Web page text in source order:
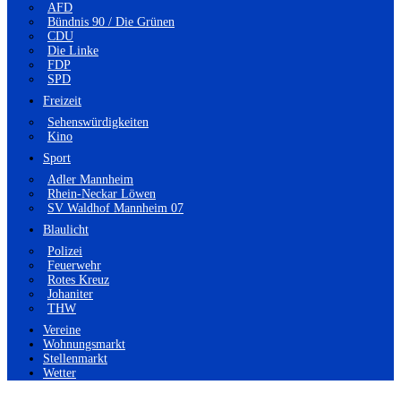
AFD
Bündnis 90 / Die Grünen
CDU
Die Linke
FDP
SPD
Freizeit
Sehenswürdigkeiten
Kino
Sport
Adler Mannheim
Rhein-Neckar Löwen
SV Waldhof Mannheim 07
Blaulicht
Polizei
Feuerwehr
Rotes Kreuz
Johaniter
THW
Vereine
Wohnungsmarkt
Stellenmarkt
Wetter